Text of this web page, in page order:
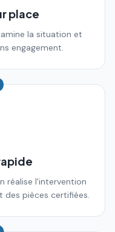
place
la situation et
engagement.
réalise l'intervention
des pièces certifiées.